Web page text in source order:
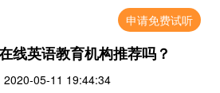
申请免费试听
线英语教育机构推荐吗？
2020-05-11 19:44:34